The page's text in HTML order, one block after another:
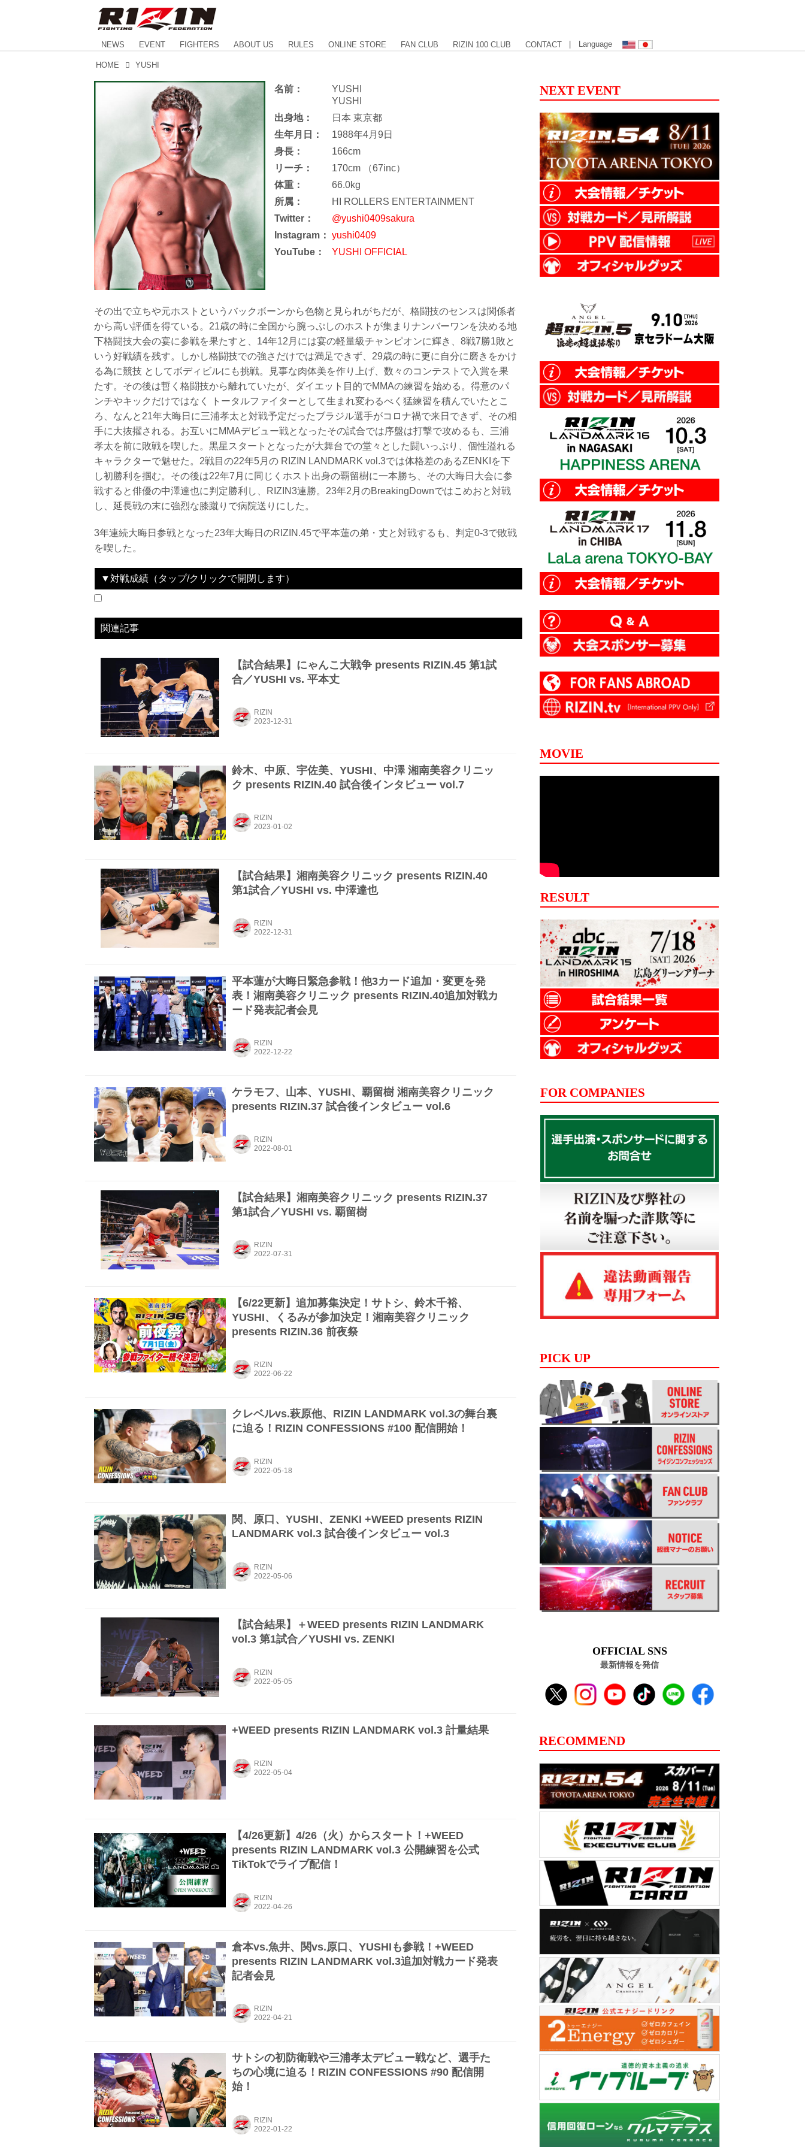
NEWS EVENT FIGHTERS ABOUT US RULES ONLINE STORE FAN CLUB RIZIN 100 CLUB CONTACT | Language
HOME YUSHI
名前：
YUSHI
YUSHI
出身地：
日本 東京都
生年月日：
1988年4月9日
身長：
166cm
リーチ：
170cm （67inc）
体重：
66.0kg
所属：
HI ROLLERS ENTERTAINMENT
Twitter：
@yushi0409sakura
Instagram：
yushi0409
YouTube：
YUSHI OFFICIAL
その出で立ちや元ホストというバックボーンから色物と見られがちだが、格闘技のセンスは関係者
から高い評価を得ている。21歳の時に全国から腕っぷしのホストが集まりナンバーワンを決める地
下格闘技大会の宴に参戦を果たすと、14年12月には宴の軽量級チャンピオンに輝き、8戦7勝1敗と
いう好戦績を残す。しかし格闘技での強さだけでは満足できず、29歳の時に更に自分に磨きをかけ
る為に競技 としてボディビルにも挑戦。見事な肉体美を作り上げ、数々のコンテストで入賞を果
たす。その後は暫く格闘技から離れていたが、ダイエット目的でMMAの練習を始める。得意のパ
ンチやキックだけではなく トータルファイターとして生まれ変わるべく猛練習を積んでいたとこ
ろ、なんと21年大晦日に三浦孝太と対戦予定だったブラジル選手がコロナ禍で来日できず、その相
手に大抜擢される。お互いにMMAデビュー戦となったその試合では序盤は打撃で攻めるも、三浦
孝太を前に敗戦を喫した。黒星スタートとなったが大舞台での堂々とした闘いっぷり、個性溢れる
キャラクターで魅せた。2戦目の22年5月の RIZIN LANDMARK vol.3では体格差のあるZENKIを下
し初勝利を掴む。その後は22年7月に同じくホスト出身の覇留樹に一本勝ち、その大晦日大会に参
戦すると俳優の中澤達也に判定勝利し、RIZIN3連勝。23年2月のBreakingDownではこめおと対戦
し、延長戦の末に強烈な膝蹴りで病院送りにした。
3年連続大晦日参戦となった23年大晦日のRIZIN.45で平本蓮の弟・丈と対戦するも、判定0-3で敗戦
を喫した。
▼対戦成績（タップ/クリックで開閉します）
関連記事
【試合結果】にゃんこ大戦争 presents RIZIN.45 第1試
合／YUSHI vs. 平本丈
RIZIN
鈴木、中原、宇佐美、YUSHI、中澤 湘南美容クリニッ
ク presents RIZIN.40 試合後インタビュー vol.7
RIZIN
【試合結果】湘南美容クリニック presents RIZIN.40
第1試合／YUSHI vs. 中澤達也
RIZIN
平本蓮が大晦日緊急参戦！他3カード追加・変更を発
表！湘南美容クリニック presents RIZIN.40追加対戦カ
ード発表記者会見
RIZIN
ケラモフ、山本、YUSHI、覇留樹 湘南美容クリニック
presents RIZIN.37 試合後インタビュー vol.6
RIZIN
【試合結果】湘南美容クリニック presents RIZIN.37
第1試合／YUSHI vs. 覇留樹
RIZIN
【6/22更新】追加募集決定！サトシ、鈴木千裕、
YUSHI、くるみが参加決定！湘南美容クリニック
presents RIZIN.36 前夜祭
RIZIN
クレベルvs.萩原他、RIZIN LANDMARK vol.3の舞台裏
に迫る！RIZIN CONFESSIONS #100 配信開始！
RIZIN
関、原口、YUSHI、ZENKI +WEED presents RIZIN
LANDMARK vol.3 試合後インタビュー vol.3
RIZIN
【試合結果】＋WEED presents RIZIN LANDMARK
vol.3 第1試合／YUSHI vs. ZENKI
RIZIN
+WEED presents RIZIN LANDMARK vol.3 計量結果
RIZIN
【4/26更新】4/26（火）からスタート！+WEED
presents RIZIN LANDMARK vol.3 公開練習を公式
TikTokでライブ配信！
RIZIN
倉本vs.魚井、関vs.原口、YUSHIも参戦！+WEED
presents RIZIN LANDMARK vol.3追加対戦カード発表
記者会見
RIZIN
サトシの初防衛戦や三浦孝太デビュー戦など、選手た
ちの心境に迫る！RIZIN CONFESSIONS #90 配信開
始！
RIZIN
NEXT EVENT
MOVIE
RESULT
FOR COMPANIES
PICK UP
OFFICIAL SNS
最新情報を発信
RECOMMEND